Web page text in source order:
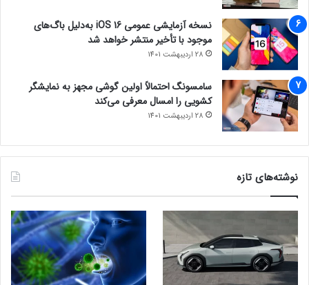
نسخه آزمایشی عمومی iOS 16 به‌دلیل باگ‌های
موجود با تأخیر منتشر خواهد شد
28 اردیبهشت 1401
سامسونگ احتمالاً اولین گوشی مجهز به نمایشگر
کشویی را امسال معرفی می‌کند
28 اردیبهشت 1401
نوشته‌های تازه